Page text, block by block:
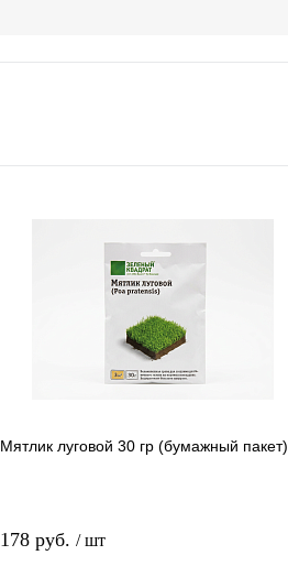
Мятлик луговой 30 гр (бумажный пакет)
178 руб. / шт